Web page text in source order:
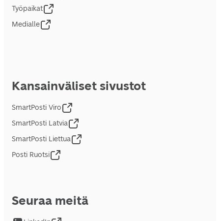
Työpaikat
Medialle
Kansainväliset sivustot
SmartPosti Viro
SmartPosti Latvia
SmartPosti Liettua
Posti Ruotsi
Seuraa meitä